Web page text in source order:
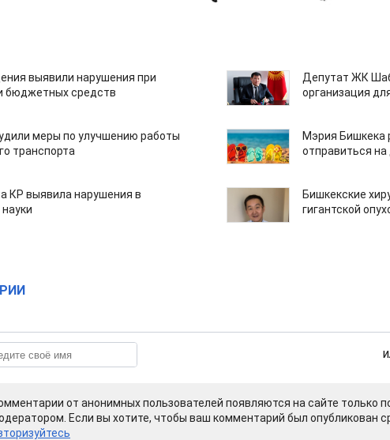
выявили нарушения при
бюджетных средств
Депутат ЖК
организация
меры по улучшению работы
транспорта
Мэрия Бишкека
отправиться
КР выявила нарушения в
Бишкекские
гигантской
от анонимных пользователей появляются на сайте только
Если вы хотите, чтобы ваш комментарий был опубликован